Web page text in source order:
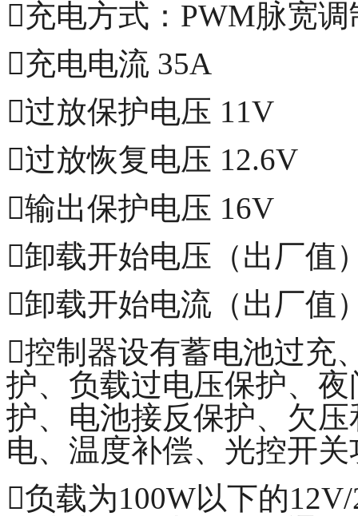
充电方式：PWM脉宽调
充电电流 35A
过放保护电压 11V
过放恢复电压 12.6V
输出保护电压 16V
卸载开始电压（出厂值
卸载开始电流（出厂值
控制器设有蓄电池过充
护、负载过电压保护、
护、电池接反保护、欠
电、温度补偿、光控开关
负载为100W以下的